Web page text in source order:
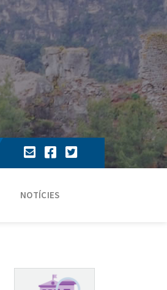
NOTÍCIES